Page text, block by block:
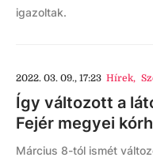
igazoltak.
2022. 03. 09., 17:23 Hírek,
Így változott a
Fejér megyei
Március 8-tól ismét